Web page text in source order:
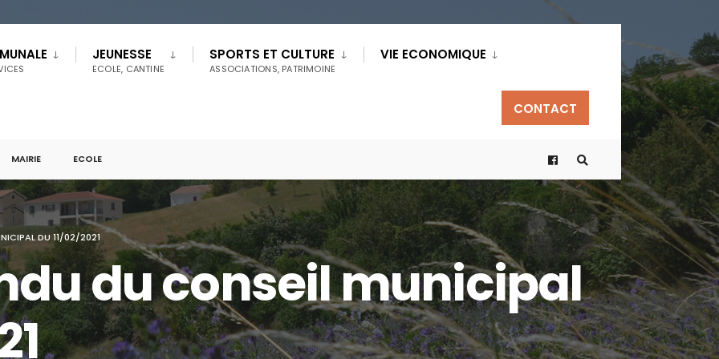
JEUNESSE
ECOLE, CANTINE
SPORTS ET CULTURE
ASSOCIATIONS, PATRIMOINE
VIE ECONOMIQUE
CONTACT
MAIRIE ECOLE
DU 11/02/2021
du conseil municipal